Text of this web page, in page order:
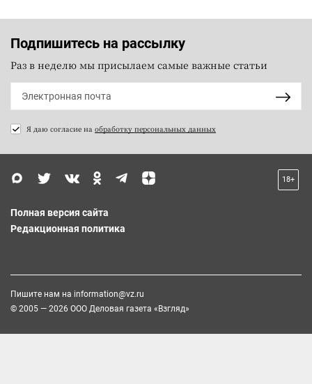
Подпишитесь на рассылку
Раз в неделю мы присылаем самые важные статьи
Я даю согласие на обработку персональных данных
18+
Полная версия сайта
Редакционная политика
Пишите нам на information@vz.ru
© 2005 — 2026 ООО Деловая газета «Взгляд»